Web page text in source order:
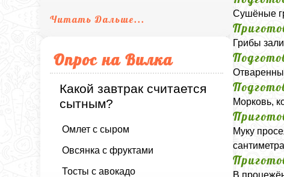
Читать Дальше...
Опрос на Вилка
Какой завтрак считается
сытным?
Омлет с сыром
Овсянка с фруктами
Тосты с авокадо
Сушёные
Грибы
Морковь,
Муку
В